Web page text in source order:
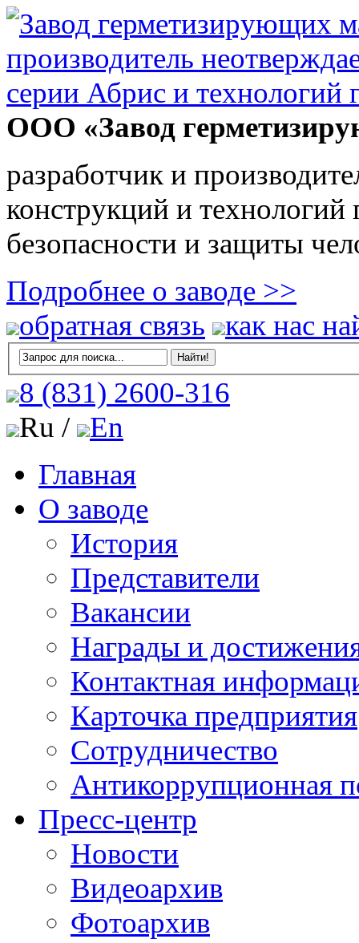
ООО «Завод
разработчик и
конструкций и
безопасности и защиты
Подробнее о заводе >>
обратная связь
как нас
8 (831) 2600-316
Ru /
En
Главная
О заводе
История
Представители
Вакансии
Награды и
Контактная
Карточка предприятия
Сотрудничество
Антикоррупционная
Пресс-центр
Новости
Видеоархив
Фотоархив